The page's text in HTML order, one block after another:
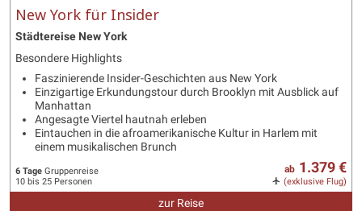
New York für Insider
Städtereise New York
Besondere Highlights
Faszinierende Insider-Geschichten aus New York
Einzigartige Erkundungstour durch Brooklyn mit Ausblick auf
Manhattan
Angesagte Viertel hautnah erleben
Eintauchen in die afroamerikanische Kultur in Harlem mit
einem musikalischen Brunch
6 Tage Gruppenreise
10 bis 25 Personen
ab 1.379 €
(exklusive Flug)
zur Reise